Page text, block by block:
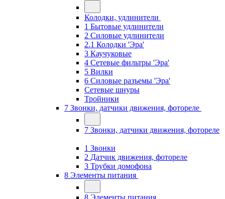
Колодки, удлинители
1 Бытовые удлинители
2 Силовые удлинители
2.1 Колодки 'Эра'
3 Каучуковые
4 Сетевые фильтры 'Эра'
5 Вилки
6 Силовые разъемы 'Эра'
Сетевые шнуры
Тройники
7 Звонки, датчики движения, фотореле
7 Звонки, датчики движения, фотореле
1 Звонки
2 Датчик движения, фотореле
3 Трубки домофона
8 Элементы питания
8 Элементы питания